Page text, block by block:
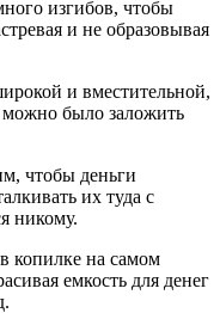
изгибов, чтобы
и не образовывая
и вместительной,
было заложить
чтобы деньги
их туда с
никому.
копилке на самом
емкость для денег